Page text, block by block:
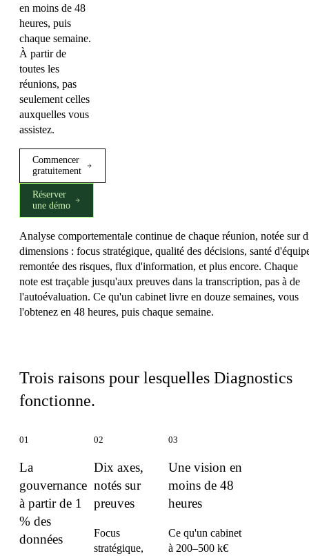
en moins de 48
heures, puis
chaque semaine.
À partir de
toutes les
réunions, pas
seulement celles
auxquelles vous
assistez.
Commencer
gratuitement
Réserver
une démo
Analyse comportementale continue de chaque réunion, notée sur
dimensions : focus stratégique, qualité des décisions, santé
remontée des risques, flux d'information, et plus encore. Chaque
note est traçable jusqu'aux preuves dans la transcription, pas à de
l'autoévaluation. Ce qu'un cabinet livre en douze semaines, vous
l'obtenez en 48 heures, puis chaque semaine.
Trois raisons pour lesquelles Diagnostics
fonctionne.
01
La
gouvernance
à partir de 1
% des
données
02
Dix axes,
notés sur
preuves
Focus
stratégique,
03
Une vision en
moins de 48
heures
Ce qu'un cabinet
à 200–500 k€